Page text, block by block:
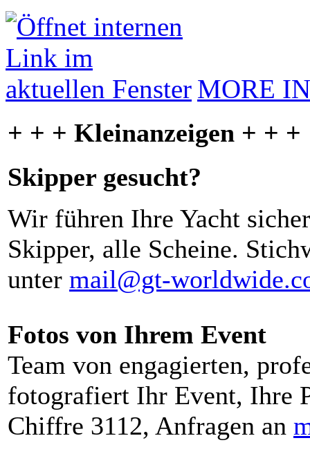
MORE
+ + + Kleinanzeigen + + +
Skipper gesucht?
Wir führen Ihre Yacht
Skipper, alle Scheine.
unter mail@gt-
Fotos von Ihrem Event
Team von engagierten,
fotografiert Ihr Event, Ihre
Chiffre 3112, Anfragen an